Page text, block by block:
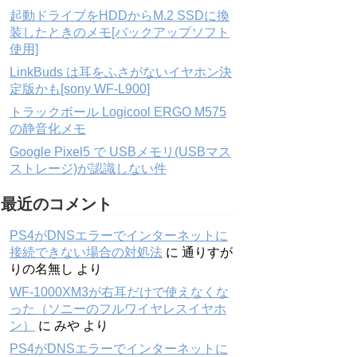
起動ドライブをHDDからM.2 SSDに換
装したときのメモ[バックアップソフト
使用]
LinkBuds は耳をふさがないイヤホン決
定版かも[sony WF-L900]
トラックボール Logicool ERGO M575
の静音化メモ
Google Pixel5 で USBメモリ(USBマス
ストレージ)が認識しない件
最近のコメント
PS4がDNSエラーでインターネットに
接続できない場合の対処法 に 通りすが
りの名無し より
WF-1000XM3が右耳だけで使えなくな
った（ソニーのフルワイヤレスイヤホ
ン）
に みや より
PS4がDNSエラーでインターネットに